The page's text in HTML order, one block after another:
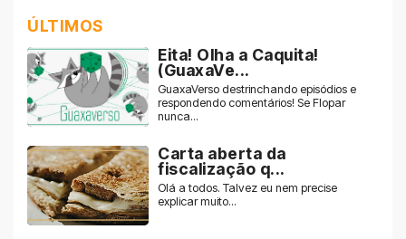
ÚLTIMOS
Eita! Olha a Caquita!
(GuaxaVe...
GuaxaVerso destrinchando episódios e
respondendo comentários! Se Flopar
nunca...
Carta aberta da
fiscalização q...
Olá a todos. Talvez eu nem precise
explicar muito...